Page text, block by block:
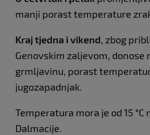
manji porast temperature
Kraj tjedna i vikend, zbog
Genovskim zaljevom, donose
grmljavinu, porast
jugozapadnjak.
Temperatura mora je od 15 °C
Dalmacije.